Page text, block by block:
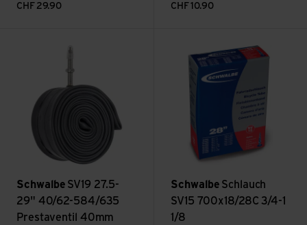
CHF 29.90 CHF 10.90
Schwalbe SV19 27.5-
29" 40/62-584/635
Prestaventil 40mm
Schwalbe Schlauch
SV15 700x18/28C 3/4-1
1/8